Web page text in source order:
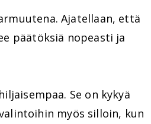
Ajatellaan, että
päätöksiä nopeasti ja
Se on kykyä
myös silloin, kun